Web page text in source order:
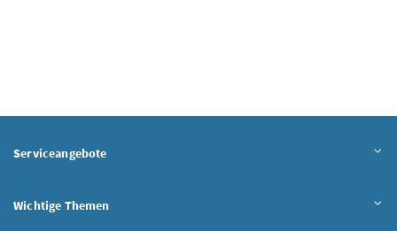
Serviceangebote
Wichtige Themen